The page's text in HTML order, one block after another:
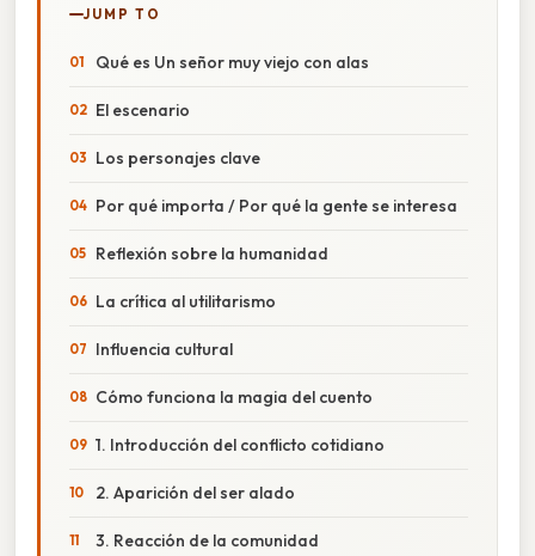
JUMP TO
Qué es Un señor muy viejo con alas
El escenario
Los personajes clave
Por qué importa / Por qué la gente se interesa
Reflexión sobre la humanidad
La crítica al utilitarismo
Influencia cultural
Cómo funciona la magia del cuento
1. Introducción del conflicto cotidiano
2. Aparición del ser alado
3. Reacción de la comunidad